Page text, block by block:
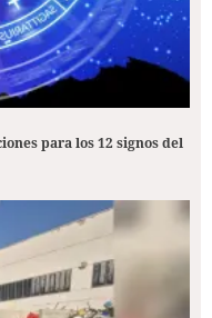
para los 12 signos del